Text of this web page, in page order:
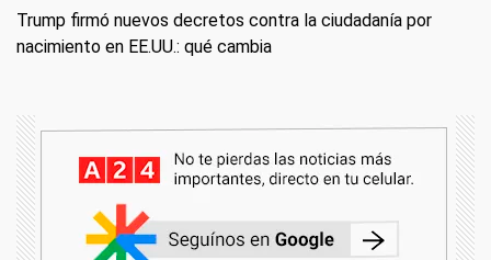
Trump firmó nuevos decretos contra la ciudadanía por
nacimiento en EE.UU.: qué cambia